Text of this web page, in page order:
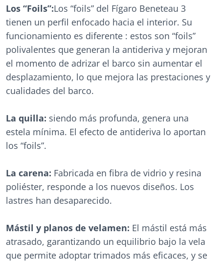
Los “Foils”:Los “foils” del Fígaro Beneteau 3
tienen un perfil enfocado hacia el interior. Su
funcionamiento es diferente : estos son “foils”
polivalentes que generan la antideriva y mejoran
el momento de adrizar el barco sin aumentar el
desplazamiento, lo que mejora las prestaciones y
cualidades del barco.
La quilla: siendo más profunda, genera una
estela mínima. El efecto de antideriva lo aportan
los “foils”.
La carena: Fabricada en fibra de vidrio y resina
poliéster, responde a los nuevos diseños. Los
lastres han desaparecido.
Mástil y planos de velamen: El mástil está más
atrasado, garantizando un equilibrio bajo la vela
que permite adoptar trimados más eficaces, y se